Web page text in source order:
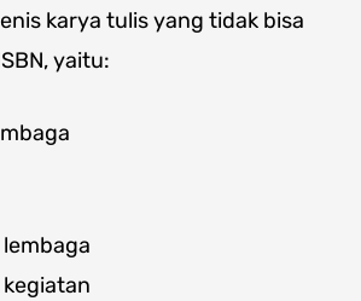
karya tulis yang tidak bisa
yaitu: